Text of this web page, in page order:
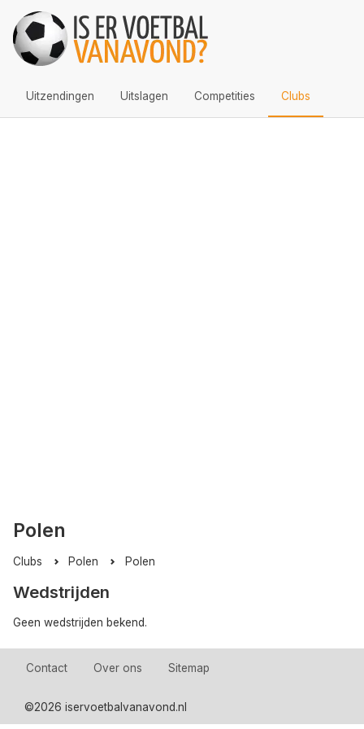
Uitzendingen Uitslagen Competities Clubs
Polen
Clubs Polen Polen
Wedstrijden
Geen wedstrijden bekend.
Contact Over ons Sitemap
©2026 iservoetbalvanavond.nl